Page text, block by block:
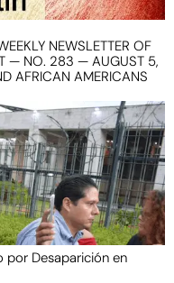
NEWSLETTER OF
— NO. 283 — AUGUST 5,
AFRICAN AMERICANS
por Desaparición en